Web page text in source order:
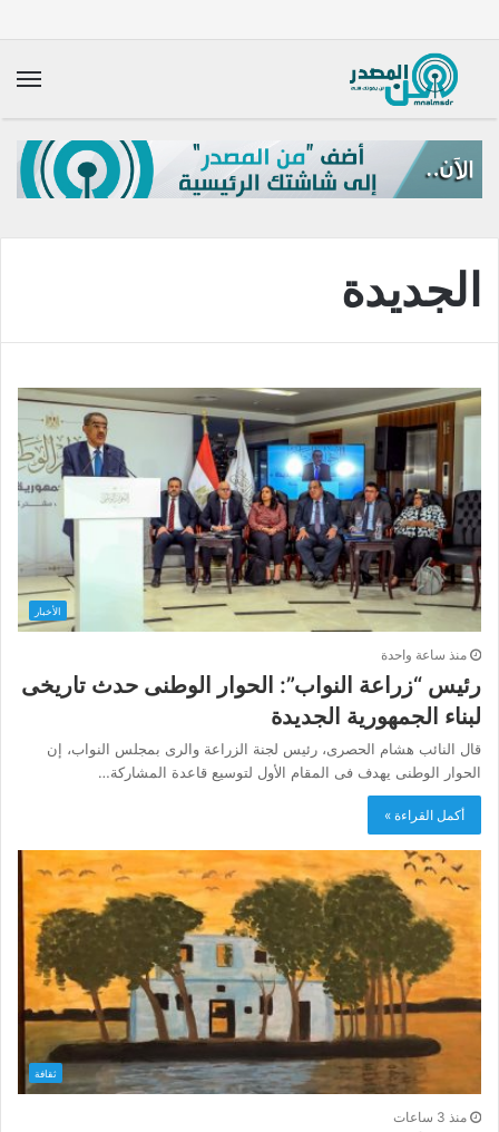
الجديدة
الأخبار
منذ ساعة واحدة
رئيس “زراعة النواب”: الحوار الوطنى حدث تاريخى
لبناء الجمهورية الجديدة
قال النائب هشام الحصرى، رئيس لجنة الزراعة والرى بمجلس النواب، إن
الحوار الوطنى يهدف فى المقام الأول لتوسيع قاعدة المشاركة…
أكمل القراءة »
ثقافة
منذ 3 ساعات